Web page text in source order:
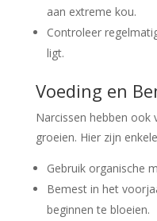
aan extreme kou.
Controleer
ligt.
Voeding en
Narcissen hebben
groeien. Hier zijn
Gebruik organische
Bemest in het
beginnen te bloeien.